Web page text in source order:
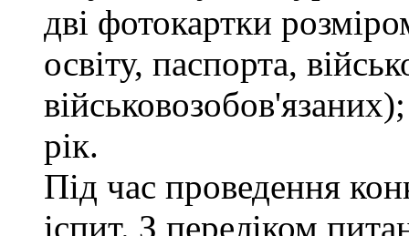
дві фотокартки
освіту, паспорта,
рік.
Під час проведення
іспит. З переліком